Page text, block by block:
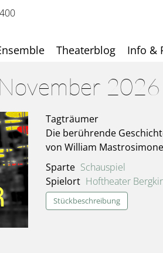
Theaterblog Info &
2026
Tagträumer
Die berührende
von William Mastrosimone
Sparte Schauspiel
Spielort Hoftheater
Stückbeschreibung